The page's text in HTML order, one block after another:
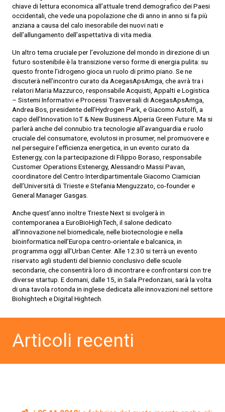
chiave di lettura economica all’attuale trend demografico dei Paesi
occidentali, che vede una popolazione che di anno in anno si fa più
anziana a causa del calo inesorabile dei nuovi nati e
dell’allungamento dell’aspettativa di vita media.
Un altro tema cruciale per l’evoluzione del mondo in direzione di un
futuro sostenibile è la transizione verso forme di energia pulita: su
questo fronte l’idrogeno gioca un ruolo di primo piano. Se ne
discuterà nell’incontro curato da AcegasApsAmga, che avrà tra i
relatori Maria Mazzurco, responsabile Acquisti, Appalti e Logistica
– Sistemi Informativi e Processi Trasversali di AcegasApsAmga,
Andrea Bos, presidente dell’Hydrogen Park, e Giacomo Astolfi, a
capo dell’Innovation IoT & New Business Alperia Green Future. Ma si
parlerà anche del connubio tra tecnologie all’avanguardia e ruolo
cruciale del consumatore, evolutosi in prosumer, nel promuovere e
nel perseguire l’efficienza energetica, in un evento curato da
Estenergy, con la partecipazione di Filippo Boraso, responsabile
Customer Operations Estenergy, Alessandro Massi Pavan,
coordinatore del Centro Interdipartimentale Giacomo Ciamician
dell’Università di Trieste e Stefania Menguzzato, co-founder e
General Manager Gasgas.
Anche quest’anno inoltre Trieste Next si svolgerà in
contemporanea a EuroBioHighTech, il salone dedicato
all’innovazione nel biomedicale, nelle biotecnologie e nella
bioinformatica nell’Europa centro-orientale e balcanica, in
programma oggi all’Urban Center. Alle 12.30 si terrà un evento
riservato agli studenti del biennio conclusivo delle scuole
secondarie, che consentirà loro di incontrare e confrontarsi con tre
diverse startup. E domani, dalle 15, in Sala Predonzani, sarà la volta
di una tavola rotonda in inglese dedicata alle innovazioni nel settore
Biohightech e Digital Hightech.
Articoli recenti